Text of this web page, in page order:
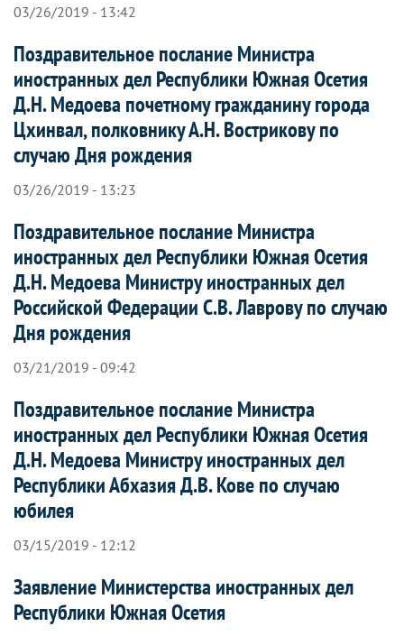
03/26/2019 - 13:42
Поздравительное послание Министра
иностранных дел Республики Южная Осетия
Д.Н. Медоева почетному гражданину города
Цхинвал, полковнику А.Н. Вострикову по
случаю Дня рождения
03/26/2019 - 13:23
Поздравительное послание Министра
иностранных дел Республики Южная Осетия
Д.Н. Медоева Министру иностранных дел
Российской Федерации С.В. Лаврову по случаю
Дня рождения
03/21/2019 - 09:42
Поздравительное послание Министра
иностранных дел Республики Южная Осетия
Д.Н. Медоева Министру иностранных дел
Республики Абхазия Д.В. Кове по случаю
юбилея
03/15/2019 - 12:12
Заявление Министерства иностранных дел
Республики Южная Осетия